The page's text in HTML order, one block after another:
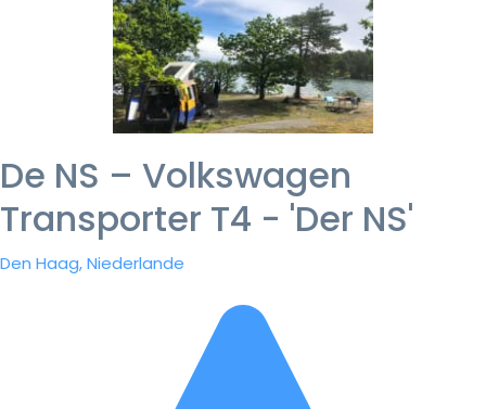
De NS – Volkswagen
Transporter T4 - 'Der NS'
Den Haag, Niederlande